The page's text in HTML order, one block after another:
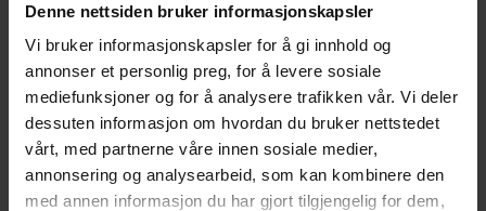
Denne nettsiden bruker informasjonskapsler
Vi bruker informasjonskapsler for å gi innhold og
annonser et personlig preg, for å levere sosiale
mediefunksjoner og for å analysere trafikken vår. Vi deler
dessuten informasjon om hvordan du bruker nettstedet
vårt, med partnerne våre innen sosiale medier,
annonsering og analysearbeid, som kan kombinere den
med annen informasjon du har gjort tilgjengelig for dem,
Alle helsetjenester
Time på dagen
Fast pris
Se ledige timer